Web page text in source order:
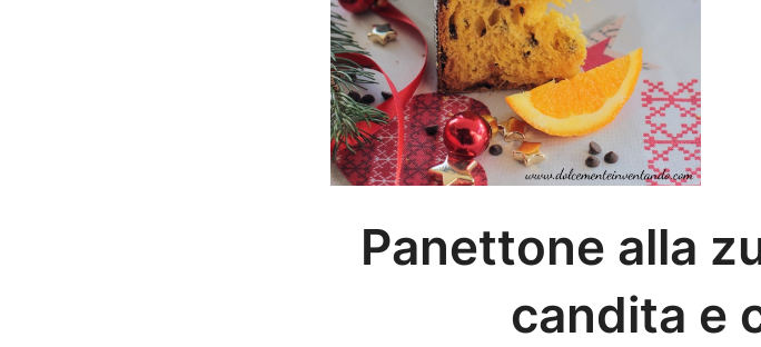
Panettone alla
candita e